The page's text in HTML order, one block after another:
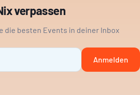
verpassen
die besten Events in deiner Inbox
Anmelden